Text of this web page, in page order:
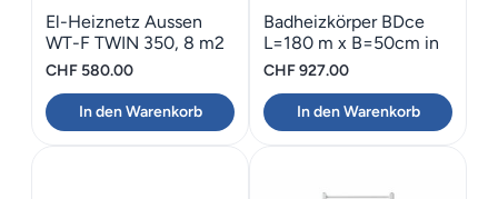
El-Heiznetz Aussen
WT-F TWIN 350, 8 m2
CHF 580.00
In den Warenkorb
Badheizkörper BDce
L=180 m x B=50cm in
chrom
CHF927.00
In den Warenkorb